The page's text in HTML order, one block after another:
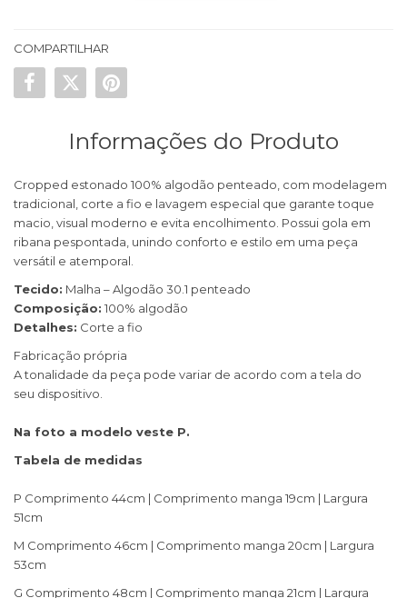
COMPARTILHAR
Informações do Produto
Cropped estonado 100% algodão penteado, com modelagem
tradicional, corte a fio e lavagem especial que garante toque
macio, visual moderno e evita encolhimento. Possui gola em
ribana pespontada, unindo conforto e estilo em uma peça
versátil e atemporal.
Tecido: Malha – Algodão 30.1 penteado
Composição: 100% algodão
Detalhes: Corte a fio
Fabricação própria
A tonalidade da peça pode variar de acordo com a tela do
seu dispositivo.
Na foto a modelo veste P.
Tabela de medidas
P Comprimento 44cm | Comprimento manga 19cm | Largura
51cm
M Comprimento 46cm | Comprimento manga 20cm | Largura
53cm
G Comprimento 48cm | Comprimento manga 21cm | Largura